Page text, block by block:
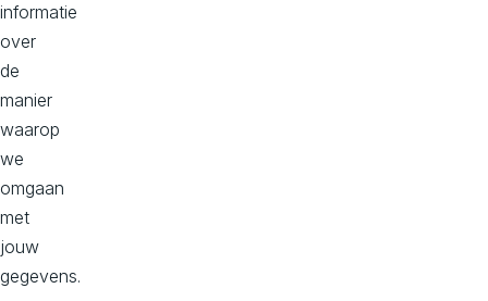
Integrated
DXP.
informatie
over
de
manier
waarop
we
omgaan
met
jouw
gegevens.